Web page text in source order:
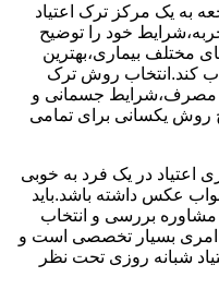
به یک مرکز ترک اعتیاد
خود را توضیح
مختلف بیماری،بهترین
کند.انتخاب روش ترک
مصرف،شرایط جسمانی و
روش یکسانی برای تمامی
در یک فرد به خوبی
عکس داشته باشد.باید
بررسی و انتخاب
امری بسیار تخصصی است و
شبانه روزی تحت نظر